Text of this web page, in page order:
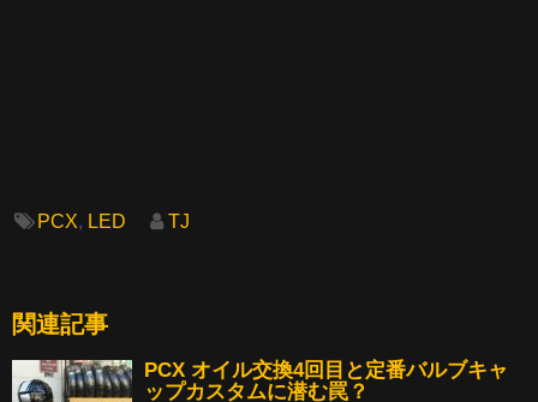
PCX, LED TJ
関連記事
PCX オイル交換4回目と定番バルブキャ
ップカスタムに潜む罠？